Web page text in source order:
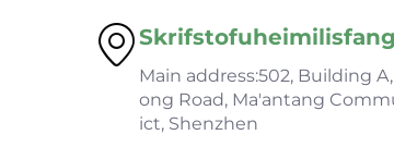

Main address:502, Building
ong Road, Ma'antang
ict, Shenzhen